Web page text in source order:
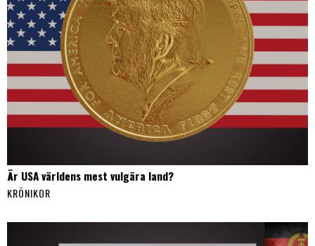
Är USA världens mest vulgära land?
KRÖNIKOR